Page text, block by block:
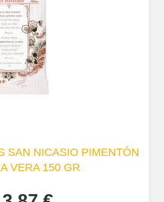
SAN NICASIO PIMENTÓN
VERA 150 GR